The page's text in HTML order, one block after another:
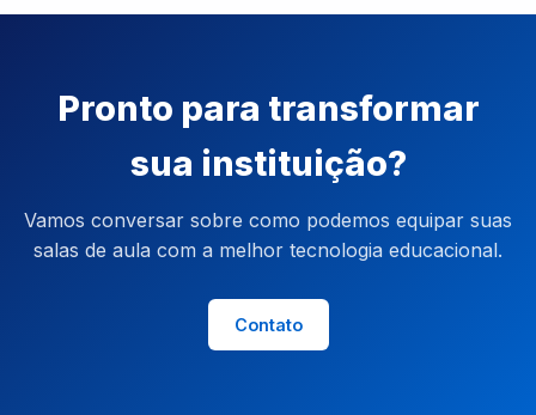
Pronto para transformar
sua instituição?
Vamos conversar sobre como podemos equipar suas
salas de aula com a melhor tecnologia educacional.
Contato